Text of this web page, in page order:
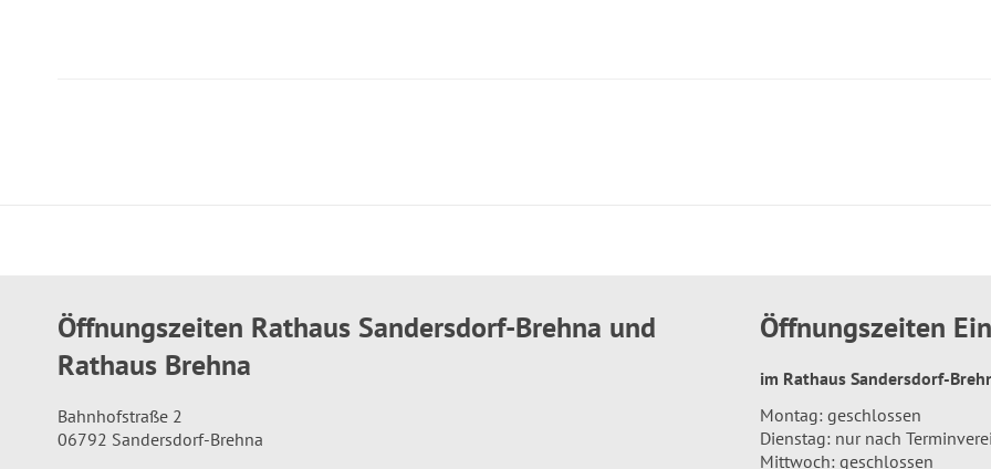
Öffnungszeiten Rathaus Sandersdorf-Brehna und
Rathaus Brehna
Bahnhofstraße 2
06792 Sandersdorf-Brehna
Öffnungszeiten
im Rathaus Sandersdorf-
Montag: geschlossen
Dienstag: nur nach
Mittwoch: geschlossen